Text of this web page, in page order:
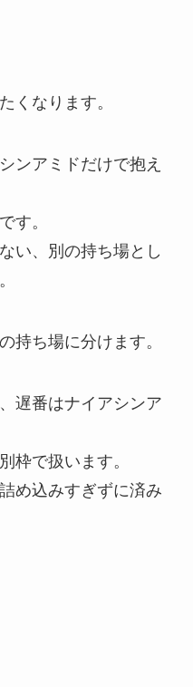
くなります。
ンアミドだけで抱え
す。
い、別の持ち場とし
持ち場に分けます。
遅番はナイアシンア
枠で扱います。
め込みすぎずに済み